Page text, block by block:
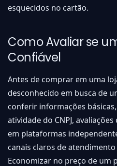
esquecidos no cartão.
Como Avaliar se
Confiável
Antes de comprar em uma
desconhecido em busca de
conferir informações
atividade do CNPJ,
em plataformas
canais claros de
Economizar no preço de um